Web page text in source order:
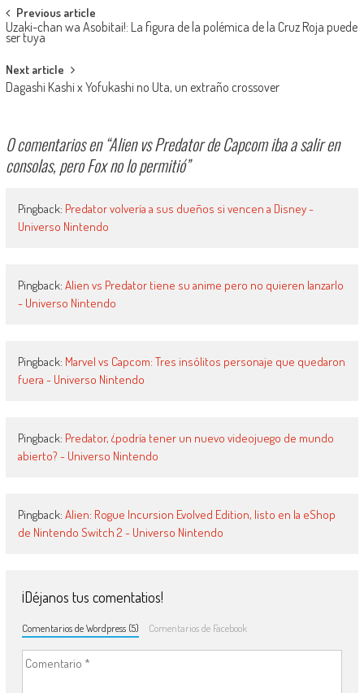
Navegación de entradas
Previous article
Uzaki-chan wa Asobitai!: La figura de la polémica de la Cruz Roja puede
ser tuya
Next article
Dagashi Kashi x Yofukashi no Uta, un extraño crossover
0 comentarios en “Alien vs Predator de Capcom iba a salir en
consolas, pero Fox no lo permitió”
Pingback: Predator volvería a sus dueños si vencen a Disney -
Universo Nintendo
Pingback: Alien vs Predator tiene su anime pero no quieren lanzarlo
- Universo Nintendo
Pingback: Marvel vs Capcom: Tres insólitos personaje que quedaron
fuera - Universo Nintendo
Pingback: Predator, ¿podría tener un nuevo videojuego de mundo
abierto? - Universo Nintendo
Pingback: Alien: Rogue Incursion Evolved Edition, listo en la eShop
de Nintendo Switch 2 - Universo Nintendo
¡Déjanos tus comentatios!
Comentarios de Wordpress (5) Comentarios de Facebook